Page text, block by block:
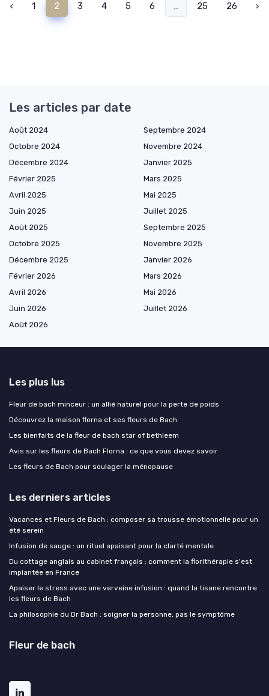
‹ 1 2 3 4 5 6 ... 25 26 ›
Les articles par date
Août 2024
Septembre 2024
Octobre 2024
Novembre 2024
Décembre 2024
Janvier 2025
Février 2025
Mars 2025
Avril 2025
Mai 2025
Juin 2025
Juillet 2025
Août 2025
Septembre 2025
Octobre 2025
Novembre 2025
Décembre 2025
Janvier 2026
Février 2026
Mars 2026
Avril 2026
Mai 2026
Juin 2026
Juillet 2026
Août 2026
Les plus lus
Fleur de bach minceur : un allié naturel pour la perte de poids
Découvrez la maison florna et ses fleurs de Bach
Les bienfaits de la fleur de bach star of bethleem
Avis sur les fleurs de Bach Florna : ce que vous devez savoir
Les fleurs de Bach pour soulager la ménopause
Les derniers articles
Vacances et Fleurs de Bach : composer sa trousse émotionnelle pour un
été serein
Infusion de sauge : un rituel apaisant pour la clarté mentale
Du cottage anglais au cabinet français : comment la florithérapie s'est
implantée en France
Apaiser le stress avec une verveine infusion : quand la tisane rencontre
les fleurs de Bach
La philosophie du Dr Bach : soigner la personne, pas le symptôme
Fleur de bach